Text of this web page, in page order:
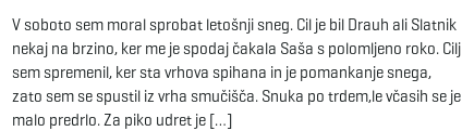
V soboto sem moral sprobat letošnji sneg. Cil je bil Drauh ali Slatnik
nekaj na brzino, ker me je spodaj čakala Saša s polomljeno roko. Cilj
sem spremenil, ker sta vrhova spihana in je pomankanje snega,
zato sem se spustil iz vrha smučišča. Snuka po trdem,le včasih se je
malo predrlo. Za piko udret je […]